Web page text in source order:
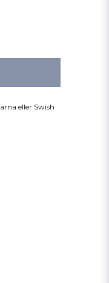
eller Swish